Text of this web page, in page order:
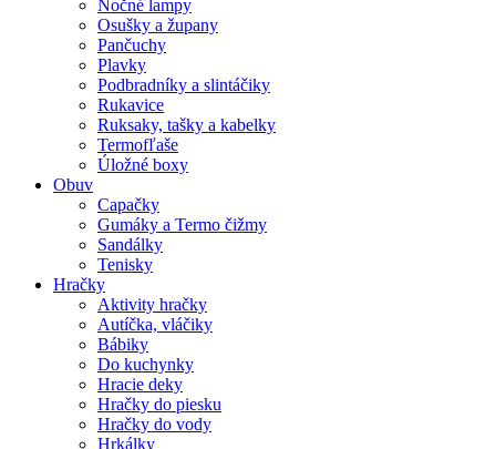
Nočné lampy
Osušky a župany
Pančuchy
Plavky
Podbradníky a slintáčiky
Rukavice
Ruksaky, tašky a kabelky
Termofľaše
Úložné boxy
Obuv
Capačky
Gumáky a Termo čižmy
Sandálky
Tenisky
Hračky
Aktivity hračky
Autíčka, vláčiky
Bábiky
Do kuchynky
Hracie deky
Hračky do piesku
Hračky do vody
Hrkálky